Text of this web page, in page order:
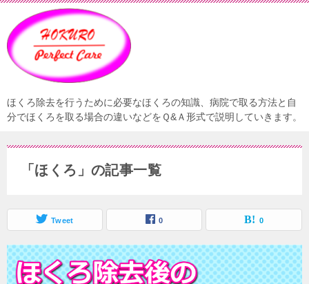
ほくろ除去を行うために必要なほくろの知識、病院で取る方法と自
分でほくろを取る場合の違いなどをＱ&Ａ形式で説明していきます。
「ほくろ」の記事一覧
Tweet 0 0